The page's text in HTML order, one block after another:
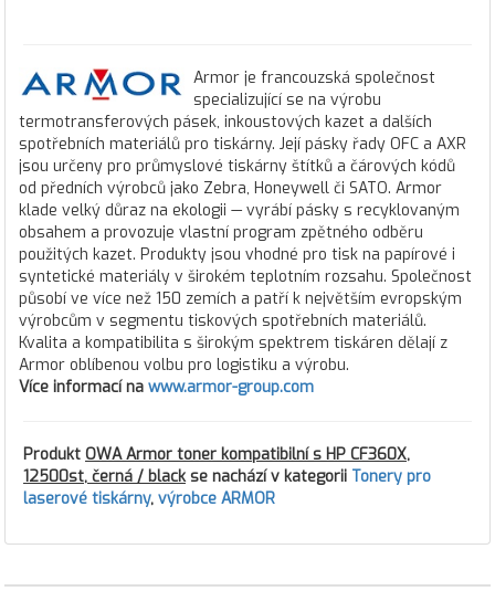
Armor je francouzská společnost
specializující se na výrobu
termotransferových pásek, inkoustových kazet a dalších
spotřebních materiálů pro tiskárny. Její pásky řady OFC a AXR
jsou určeny pro průmyslové tiskárny štítků a čárových kódů
od předních výrobců jako Zebra, Honeywell či SATO. Armor
klade velký důraz na ekologii — vyrábí pásky s recyklovaným
obsahem a provozuje vlastní program zpětného odběru
použitých kazet. Produkty jsou vhodné pro tisk na papírové i
syntetické materiály v širokém teplotním rozsahu. Společnost
působí ve více než 150 zemích a patří k největším evropským
výrobcům v segmentu tiskových spotřebních materiálů.
Kvalita a kompatibilita s širokým spektrem tiskáren dělají z
Armor oblíbenou volbu pro logistiku a výrobu.
Více informací na www.armor-group.com
Produkt OWA Armor toner kompatibilní s HP CF360X,
12500st, černá / blackse nachází v kategorii Tonery pro
laserové tiskárny, výrobce ARMOR